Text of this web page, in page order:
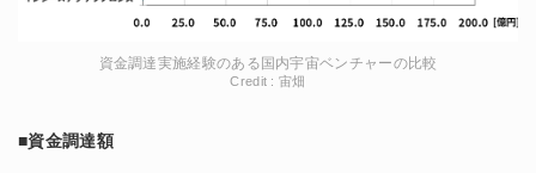
資金調達実施経験のある国内宇宙ベンチャーの比較
Credit : 宙畑
■資金調達額